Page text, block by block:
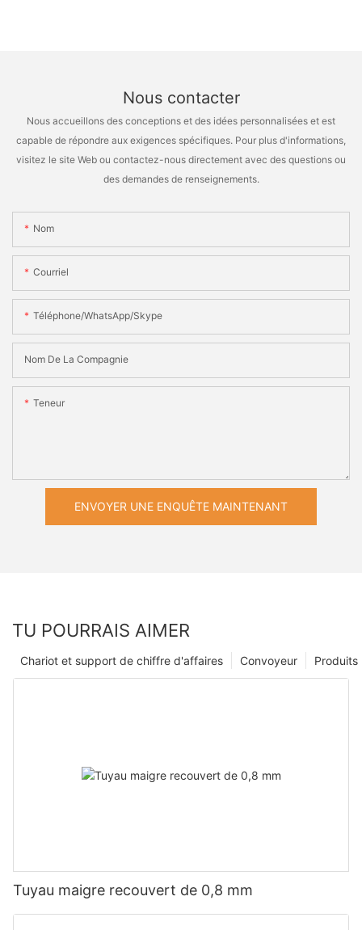
Nous contacter
Nous accueillons des conceptions et des idées personnalisées et est
capable de répondre aux exigences spécifiques. Pour plus d'informations,
visitez le site Web ou contactez-nous directement avec des questions ou
des demandes de renseignements.
Nom
Courriel
Téléphone/WhatsApp/Skype
Nom De La Compagnie
Teneur
ENVOYER UNE ENQUÊTE MAINTENANT
TU POURRAIS AIMER
Produits
Convoyeur
Chariot et support de chiffre d'affaires
Tuyau maigre recouvert de 0,8 mm